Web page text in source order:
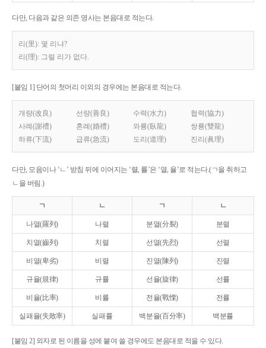
다만, 다음과 같은 의존 명사는 본음대로 적는다.
리(里): 몇 리냐?
리(理): 그럴 리가 없다.
[붙임 1] 단어의 첫머리 이외의 경우에는 본음대로 적는다.
개량(改良) 선량(善良) 수력(水力)
협력(協力)
사례(謝禮)
혼례(婚禮) 와룡(臥龍)
쌍룡(雙龍)
하류(下流)
급류(急流) 도리(道理) 진리(眞理)
다만, 모음이나 ‘ㄴ’ 받침 뒤에 이어지는 ‘렬, 률’은 ‘열, 율’로 적는다.(ㄱ을 취하고
ㄴ을 버림.)
ㄱ ㄴ ㄱ ㄴ
나열(羅列) 나렬 분열(分裂) 분렬
치열(齒列) 치렬 선열(先烈) 선렬
비열(卑劣) 비렬 진열(陳列) 진렬
규율(規律) 규률 선율(旋律) 선률
비율(比率) 비률 전율(戰慄) 전률
실패율(失敗率) 실패률 백분율(百分率) 백분률
[붙임 2] 외자로 된 이름을 성에 붙여 쓸 경우에도 본음대로 적을 수 있다.